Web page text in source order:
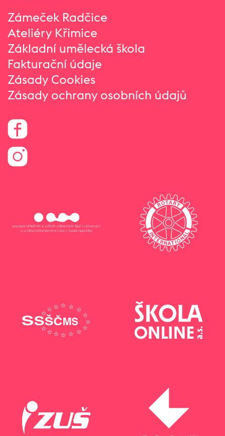
Zámeček Radčice
Ateliéry Křimice
Základní umělecká škola
Fakturační údaje
Zásady Cookies
Zásady ochrany osobních údajů